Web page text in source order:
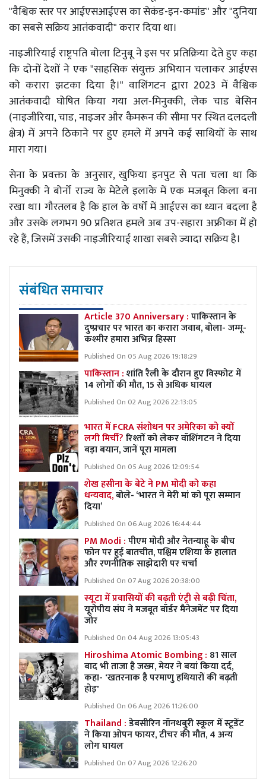
"वैश्विक स्तर पर आईएसआईएस का सेकंड-इन-कमांड" और "दुनिया
का सबसे सक्रिय आतंकवादी" करार दिया था।
नाइजीरियाई राष्ट्रपति बोला टिनुबू ने इस पर प्रतिक्रिया देते हुए कहा
कि दोनों देशों ने एक "साहसिक संयुक्त अभियान चलाकर आईएस
को करारा झटका दिया है।" वाशिंगटन द्वारा 2023 में वैश्विक
आतंकवादी घोषित किया गया अल‑मिनुक्की, लेक चाड बेसिन
(नाइजीरिया, चाड, नाइजर और कैमरून की सीमा पर स्थित दलदली
क्षेत्र) में अपने ठिकाने पर हुए हमले में अपने कई साथियों के साथ
मारा गया।
सेना के प्रवक्ता के अनुसार, खुफिया इनपुट से पता चला था कि
मिनुक्की ने बोर्नो राज्य के मेटेले इलाके में एक मजबूत किला बना
रखा था। गौरतलब है कि हाल के वर्षों में आईएस का ध्यान बदला है
और उसके लगभग 90 प्रतिशत हमले अब उप-सहारा अफ्रीका में हो
रहे हैं, जिसमें उसकी नाइजीरियाई शाखा सबसे ज्यादा सक्रिय है।
संबंधित समाचार
Article 370 Anniversary :पाकिस्तान के
दुष्प्रचार पर भारत का करारा जवाब, बोला- जम्मू-
कश्मीर हमारा अभिन्न हिस्सा
Published On 05 Aug 2026 19:18:29
पाकिस्तान :शांति रैली के दौरान हुए विस्फोट में
14 लोगों की मौत, 15 से अधिक घायल
Published On 02 Aug 2026 22:13:05
भारत में FCRA संशोधन पर अमेरिका को क्यों
लगी मिर्ची?रिश्तों को लेकर वॉशिंगटन ने दिया
बड़ा बयान, जानें पूरा मामला
Published On 05 Aug 2026 12:09:54
शेख हसीना के बेटे ने PM मोदी को कहा
धन्यवाद,बोले- ‘भारत ने मेरी मां को पूरा सम्मान
दिया’
Published On 06 Aug 2026 16:44:44
PM Modi :पीएम मोदी और नेतन्याहू के बीच
फोन पर हुई बातचीत, पश्चिम एशिया के हालात
और रणनीतिक साझेदारी पर चर्चा
Published On 07 Aug 2026 20:38:00
स्यूटा में प्रवासियों की बढ़ती एंट्री से बढ़ी चिंता,
यूरोपीय संघ ने मजबूत बॉर्डर मैनेजमेंट पर दिया
जोर
Published On 04 Aug 2026 13:05:43
Hiroshima Atomic Bombing : 81 साल
बाद भी ताजा है जख्म, मेयर ने बयां किया दर्द,
कहा- 'खतरनाक है परमाणु हथियारों की बढ़ती
होड़'
Published On 06 Aug 2026 11:26:00
Thailand :डेबसीरिन नॉनथबुरी स्कूल में स्टूडेंट
ने किया ओपन फायर, टीचर की मौत, 4 अन्य
लोग घायल
Published On 07 Aug 2026 12:26:20